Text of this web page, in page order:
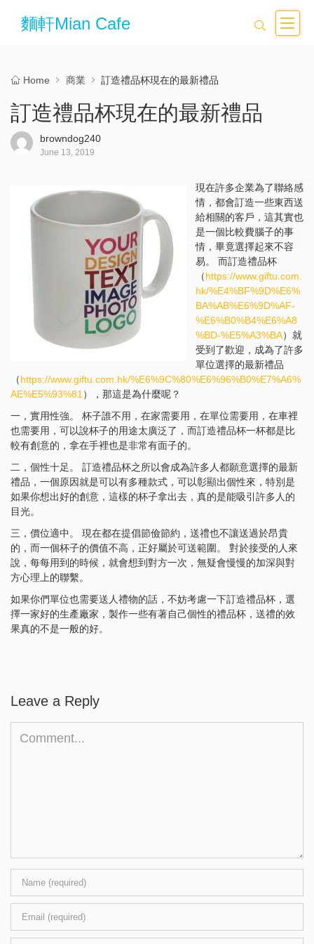
麵軒Mian Cafe
Home 商業 訂造禮品杯現在的最新禮品
訂造禮品杯現在的最新禮品
browndog240
June 13, 2019
現在許多企業為了聯絡感
情，都會訂造一些東西送
給相關的客戶，這其實也
是一個比較費腦子的事
情，畢竟選擇起來不容
易。 而訂造禮品杯
（https://www.giftu.com.
hk/%E4%BF%9D%E6%
BA%AB%E6%9D%AF-
%E6%B0%B4%E6%A8
%BD-%E5%A3%BA）就
受到了歡迎，成為了許多
單位選擇的最新禮品
（https://www.giftu.com.hk/%E6%9C%80%E6%96%B0%E7%A6%
AE%E5%93%81 ），那這是為什麼呢？
一，實用性強。 杯子誰不用，在家需要用，在單位需要用，在車裡
也需要用，可以說杯子的用途太廣泛了，而訂造禮品杯一杯都是比
較有創意的，拿在手裡也是非常有面子的。
二，個性十足。 訂造禮品杯之所以會成為許多人都願意選擇的最新
禮品，一個原因就是可以有多種款式，可以彰顯出個性來，特別是
如果你想出好的創意，這樣的杯子拿出去，真的是能吸引許多人的
目光。
三，價位適中。 現在都在提倡節儉節約，送禮也不讓送過於昂貴
的，而一個杯子的價值不高，正好屬於可送範圍。 對於接受的人來
說，每每用到的時候，就會想到對方一次，無疑會慢慢的加深與對
方心理上的聯繫。
如果你們單位也需要送人禮物的話，不妨考慮一下訂造禮品杯，選
擇一家好的生產廠家，製作一些有著自己個性的禮品杯，送禮的效
果真的不是一般的好。
Leave a Reply